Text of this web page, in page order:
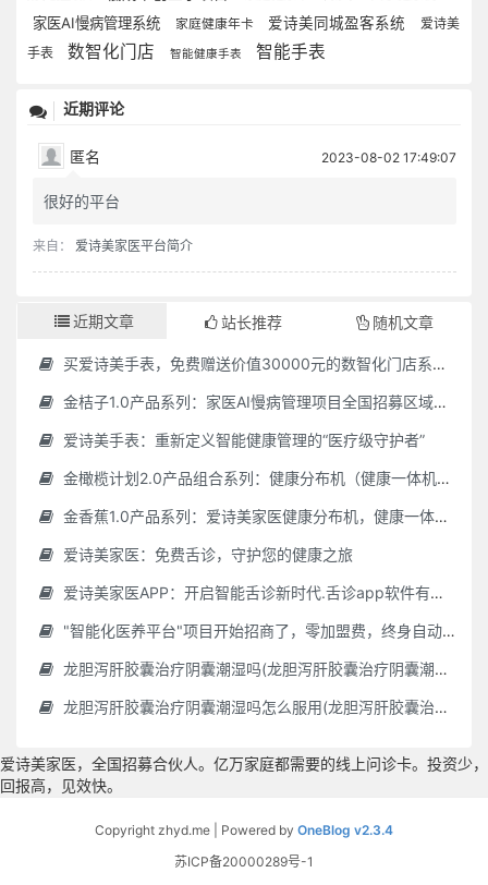
家医AI慢病管理系统 家庭健康年卡 爱诗美同城盈客系统
爱诗美
手表
数智化门店 智能健康手表 智能手表
近期评论
匿名 2023-08-02 17:49:07
很好的平台
来自： 爱诗美家医平台简介
近期文章 站长推荐 随机文章
买爱诗美手表，免费赠送价值30000元的数智化门店系统一套（含硬件）
金桔子1.0产品系列：家医AI慢病管理项目全国招募区域合伙人，低投入，高回报，长收益
爱诗美手表：重新定义智能健康管理的“医疗级守护者”
金橄榄计划2.0产品组合系列：健康分布机（健康一体机）+慢病管理系统，可落地在健康小屋，社区服务中心等等
金香蕉1.0产品系列：爱诗美家医健康分布机，健康一体机，社区服务中心，药店，健康小屋都需要
爱诗美家医：免费舌诊，守护您的健康之旅
爱诗美家医APP：开启智能舌诊新时代.舌诊app软件有哪些 好用的舌诊app大全
"智能化医养平台"项目开始招商了，零加盟费，终身自动赚钱
龙胆泻肝胶囊治疗阴囊潮湿吗(龙胆泻肝胶囊治疗阴囊潮湿吗怎么服用)
龙胆泻肝胶囊治疗阴囊潮湿吗怎么服用(龙胆泻肝胶囊治疗阴囊潮湿吗怎么服用效果好)
爱诗美家医，全国招募合伙人。亿万家庭都需要的线上问诊卡。投资少，
回报高，见效快。
Copyright zhyd.me | Powered by OneBlog v2.3.4
苏ICP备20000289号-1